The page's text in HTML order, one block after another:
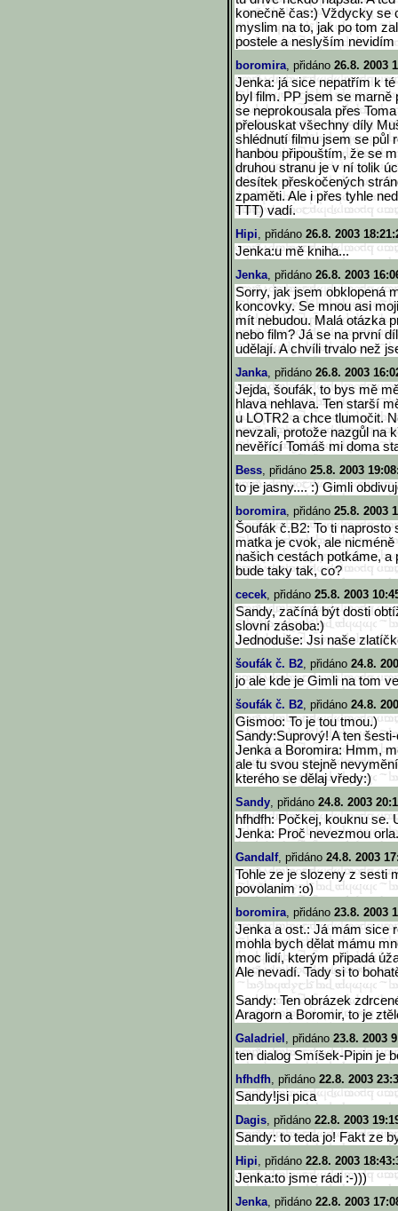
konečně čas:) Vždycky se
myslim na to, jak po tom
postele a neslyším nevidím
boromira, přidáno 26.8. 2003
Jenka: já sice nepatřím k
byl film. PP jsem se
se neprokousala přes
přelouskat všechny díly
shlédnutí filmu jsem se půl
hanbou připouštím, že se
druhou stranu je v ní tolik
desítek přeskočených
zpaměti. Ale i přes tyhle
TTT) vadí.
Hipi, přidáno 26.8. 2003
Jenka:u mě kniha...
Jenka, přidáno 26.8. 2003
Sorry, jak jsem obklopená
koncovky. Se mnou asi
mít nebudou. Malá otázka
nebo film? Já se na první
udělají. A chvíli trvalo než
Janka, přidáno 26.8. 2003
Jejda, šoufák, to bys mě
hlava nehlava. Ten starší
u LOTR2 a chce tlumočit.
nevzali, protože nazgůl na
nevěřící Tomáš mi doma
Bess, přidáno 25.8. 2003
to je jasny.... :) Gimli
boromira, přidáno 25.8. 2003
Šoufák č.B2: To ti
matka je cvok, ale
našich cestách potkáme, a
bude taky tak, co?
cecek, přidáno 25.8. 2003
Sandy, začíná být dosti
slovní zásoba:)
Jednoduše: Jsi naše
šoufák č. B2, přidáno 24.8.
jo ale kde je Gimli na tom
šoufák č. B2, přidáno 24.8.
Gismoo: To je tou tmou.)
Sandy:Suprový! A ten
Jenka a Boromira: Hmm,
ale tu svou stejně
kterého se dělaj vředy:)
Sandy, přidáno 24.8. 2003
hfhdfh: Počkej, kouknu se.
Jenka: Proč nevezmou
Gandalf, přidáno 24.8. 2003
Tohle ze je slozeny z sesti
povolanim :o)
boromira, přidáno 23.8. 2003
Jenka a ost.: Já mám sice
mohla bych dělat mámu
moc lidí, kterým připadá
Ale nevadí. Tady si to
Sandy: Ten obrázek
Aragorn a Boromir, to je
Galadriel , přidáno 23.8. 2003
ten dialog Smíšek-Pipin je
hfhdfh, přidáno 22.8. 2003
Sandy!jsi pica
Dagis, přidáno 22.8. 2003
Sandy: to teda jo! Fakt ze
Hipi, přidáno 22.8. 2003
Jenka:to jsme rádi :-)))
Jenka, přidáno 22.8. 2003